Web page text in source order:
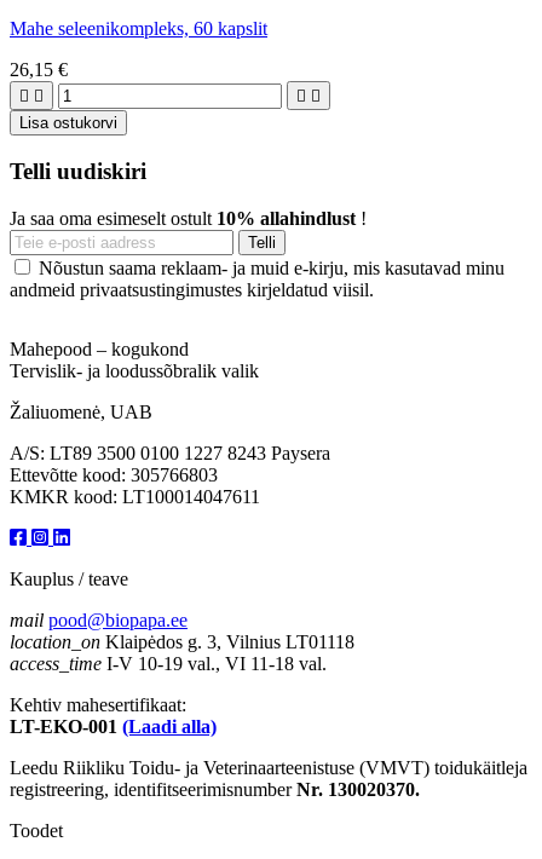
Mahe seleenikompleks, 60 kapslit
26,15 €
   
Lisa ostukorvi
Telli uudiskiri
Ja saa oma esimeselt ostult 10% allahindlust !
Nõustun saama reklaam- ja muid e-kirju, mis kasutavad minu
andmeid privaatsustingimustes kirjeldatud viisil.
Mahepood – kogukond
Tervislik- ja loodussõbralik valik
Žaliuomenė, UAB
A/S: LT89 3500 0100 1227 8243 Paysera
Ettevõtte kood: 305766803
KMKR kood: LT100014047611
Kauplus / teave
mail pood@biopapa.ee
location_on Klaipėdos g. 3, Vilnius LT01118
access_time I-V 10-19 val., VI 11-18 val.
Kehtiv mahesertifikaat:
LT-EKO-001 (Laadi alla)
Leedu Riikliku Toidu- ja Veterinaarteenistuse (VMVT) toidukäitleja
registreering, identifitseerimisnumberNr. 130020370.
Toodet